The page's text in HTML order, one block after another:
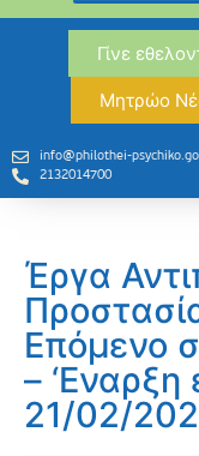
Γίνε
Μητρώο
info@philothei-
2132014700
Έργα
Επόμενο
–
21/02/